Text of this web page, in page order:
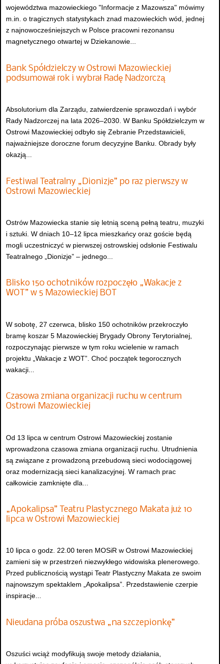
województwa mazowieckiego "Informacje z Mazowsza" mówimy
m.in. o tragicznych statystykach znad mazowieckich wód, jednej
z najnowocześniejszych w Polsce pracowni rezonansu
magnetycznego otwartej w Dziekanowie...
Bank Spółdzielczy w Ostrowi Mazowieckiej
podsumował rok i wybrał Radę Nadzorczą
Absolutorium dla Zarządu, zatwierdzenie sprawozdań i wybór
Rady Nadzorczej na lata 2026–2030. W Banku Spółdzielczym w
Ostrowi Mazowieckiej odbyło się Zebranie Przedstawicieli,
najważniejsze doroczne forum decyzyjne Banku. Obrady były
okazją...
Festiwal Teatralny „Dionizje” po raz pierwszy w
Ostrowi Mazowieckiej
Ostrów Mazowiecka stanie się letnią sceną pełną teatru, muzyki
i sztuki. W dniach 10–12 lipca mieszkańcy oraz goście będą
mogli uczestniczyć w pierwszej ostrowskiej odsłonie Festiwalu
Teatralnego „Dionizje” – jednego...
Blisko 150 ochotników rozpoczęło „Wakacje z
WOT” w 5 Mazowieckiej BOT
W sobotę, 27 czerwca, blisko 150 ochotników przekroczyło
bramę koszar 5 Mazowieckiej Brygady Obrony Terytorialnej,
rozpoczynając pierwsze w tym roku wcielenie w ramach
projektu „Wakacje z WOT”. Choć początek tegorocznych
wakacji...
Czasowa zmiana organizacji ruchu w centrum
Ostrowi Mazowieckiej
Od 13 lipca w centrum Ostrowi Mazowieckiej zostanie
wprowadzona czasowa zmiana organizacji ruchu. Utrudnienia
są związane z prowadzoną przebudową sieci wodociągowej
oraz modernizacją sieci kanalizacyjnej. W ramach prac
całkowicie zamknięte dla...
„Apokalipsa” Teatru Plastycznego Makata już 10
lipca w Ostrowi Mazowieckiej
10 lipca o godz. 22.00 teren MOSiR w Ostrowi Mazowieckiej
zamieni się w przestrzeń niezwykłego widowiska plenerowego.
Przed publicznością wystąpi Teatr Plastyczny Makata ze swoim
najnowszym spektaklem „Apokalipsa”. Przedstawienie czerpie
inspiracje...
Nieudana próba oszustwa „na szczepionkę”
Oszuści wciąż modyfikują swoje metody działania,